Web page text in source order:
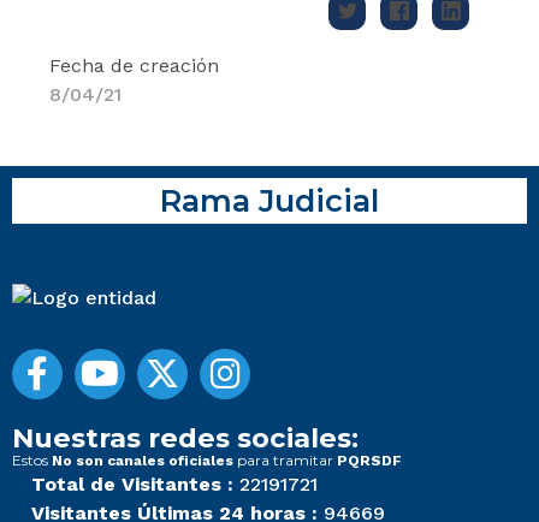
Fecha de creación
8/04/21
Rama Judicial
Nuestras redes sociales:
Estos No son canales oficiales para tramitar PQRSDF
Total de Visitantes : 22191721
Visitantes Últimas 24 horas : 94669